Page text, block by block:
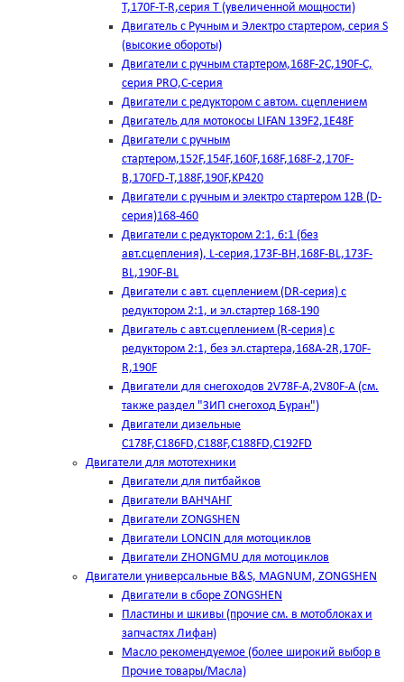
T,170F-T-R,серия Т (увеличенной мощности)
Двигатель с Ручным и Электро стартером, серия S
(высокие обороты)
Двигатели с ручным стартером,168F-2C,190F-C,
серия PRO,C-серия
Двигатели с редуктором с автом. сцеплением
Двигатель для мотокосы LIFAN 139F2,1E48F
Двигатели с ручным
стартером,152F,154F,160F,168F,168F-2,170F-
B,170FD-T,188F,190F,KP420
Двигатели с ручным и электро стартером 12В (D-
серия)168-460
Двигатели с редуктором 2:1, 6:1 (без
авт.сцепления), L-серия,173F-BH,168F-BL,173F-
BL,190F-BL
Двигатели с авт. сцеплением (DR-серия) с
редуктором 2:1, и эл.стартер 168-190
Двигатель с авт.сцеплением (R-серия) с
редуктором 2:1, без эл.стартера,168А-2R,170F-
R,190F
Двигатели для снегоходов 2V78F-A,2V80F-A (см.
также раздел "ЗИП снегоход Буран")
Двигатели дизельные
C178F,С186FD,C188F,C188FD,C192FD
Двигатели для мототехники
Двигатели для питбайков
Двигатели ВАНЧАНГ
Двигатели ZONGSHEN
Двигатели LONCIN для мотоциклов
Двигатели ZHONGMU для мотоциклов
Двигатели универсальные B&S, MAGNUM, ZONGSHEN
Двигатели в сборе ZONGSHEN
Пластины и шкивы (прочие см. в мотоблоках и
запчастях Лифан)
Масло рекомендуемое (более широкий выбор в
Прочие товары/Масла)